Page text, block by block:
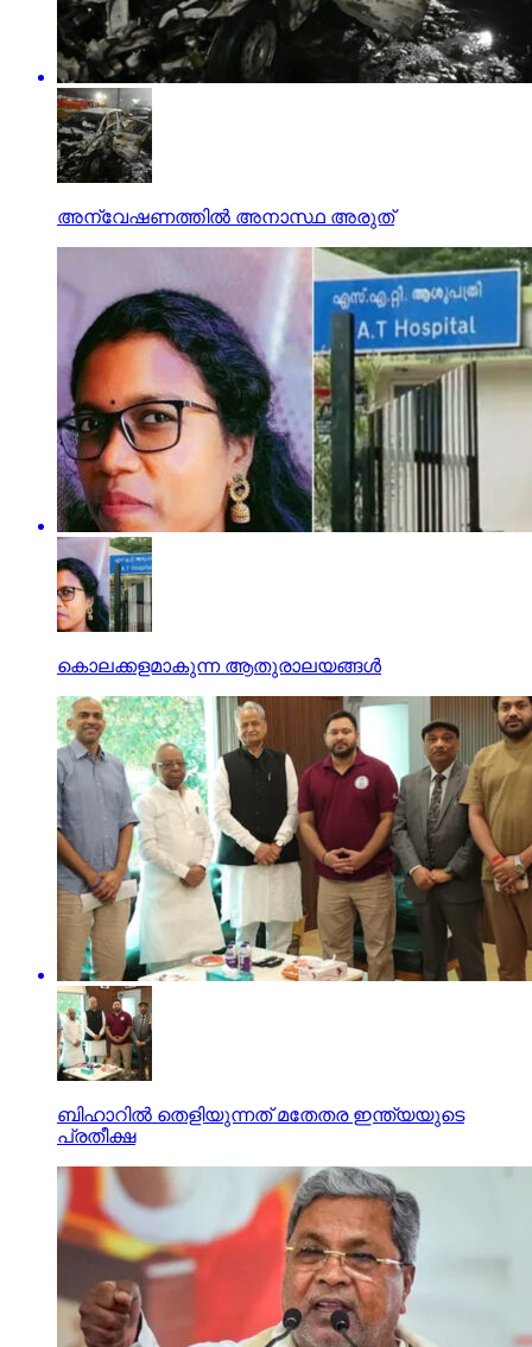
അന്വേഷണത്തില്‍ അനാസ്ഥ അരുത്
കൊലക്കളമാകുന്ന ആതുരാലയങ്ങള്‍
ബിഹാറില്‍ തെളിയുന്നത് മതേതര ഇന്ത്യയുടെ
പ്രതീക്ഷ